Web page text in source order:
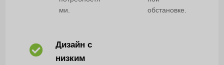
ми.
обстановке.
Дизайн с
низким